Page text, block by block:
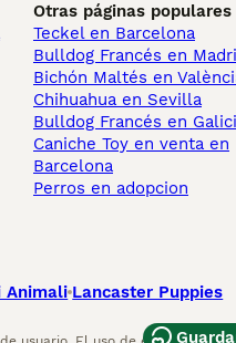
Otras páginas populares
Teckel en Barcelona
Bulldog Francés en
Bichón Maltés en
Chihuahua en Sevilla
Bulldog Francés en
Caniche Toy en venta en
Barcelona
Perros en adopcion
Animali Lancaster Puppies